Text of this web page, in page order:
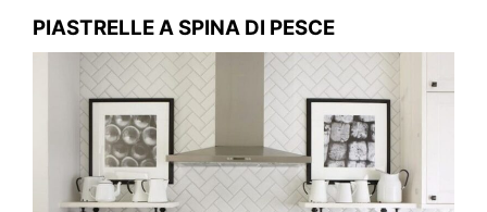
PIASTRELLE A SPINA DI PESCE